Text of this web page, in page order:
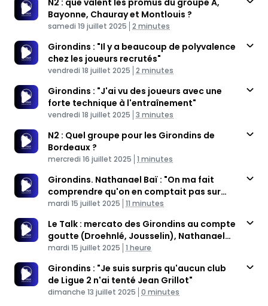
N2 : que valent les promus du groupe A,
Bayonne, Chauray et Montlouis ?
Published At
samedi 19 juillet 2025 Time
2 minutes
Girondins : "Il y a beaucoup de polyvalence
chez les joueurs recrutés"
Published At
vendredi 18 juillet 2025 Time
2 minutes
Girondins : "J'ai vu des joueurs avec une
forte technique à l'entraînement"
Published At
vendredi 18 juillet 2025 Time
3 minutes
N2 : Quel groupe pour les Girondins de
Bordeaux ?
Published At
mercredi 16 juillet 2025 Time
1 minutes
Girondins. Nathanael Baï : "On ma fait
comprendre qu'on en comptait pas sur
moi"
Published At
mardi 15 juillet 2025 Time
11 minutes
Le Talk : mercato des Girondins au compte
goutte (Droehnlé, Jousselin), Nathanael
Bai invité
Published At
mardi 15 juillet 2025 Time
1 heure
Girondins : "Je suis surpris qu'aucun club
de Ligue 2 n'ai tenté Jean Grillot"
Published At
dimanche 13 juillet 2025 Time
0 minutes